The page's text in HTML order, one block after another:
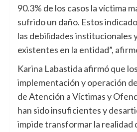
90.3% de los casos la víctima
sufrido un daño. Estos
las debilidades institucionales
existentes en la entidad”,
Karina Labastida afirmó que
implementación y operación
de Atención a Víctimas y
han sido insuficientes y
impide transformar la realidad